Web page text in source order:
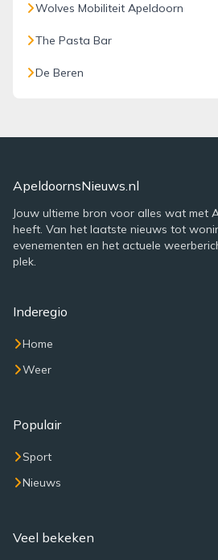
Wolves Mobiliteit Apeldoorn
The Pasta Bar
De Beren
ApeldoornsNieuws.nl
Jouw ultieme bron voor alles wat met
heeft. Van het laatste nieuws tot
evenementen en het actuele
plek.
Inderegio
Home
Weer
Populair
Sport
Nieuws
Veel bekeken